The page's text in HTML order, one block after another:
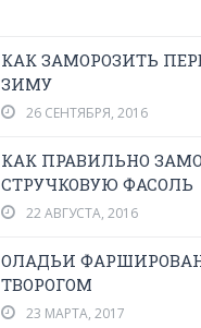
КАК ЗАМОРОЗИТЬ
ЗИМУ
26 СЕНТЯБРЯ, 2016
КАК ПРАВИЛЬНО
СТРУЧКОВУЮ ФАСОЛЬ
22 АВГУСТА, 2016
ОЛАДЬИ
ТВОРОГОМ
23 МАРТА, 2017